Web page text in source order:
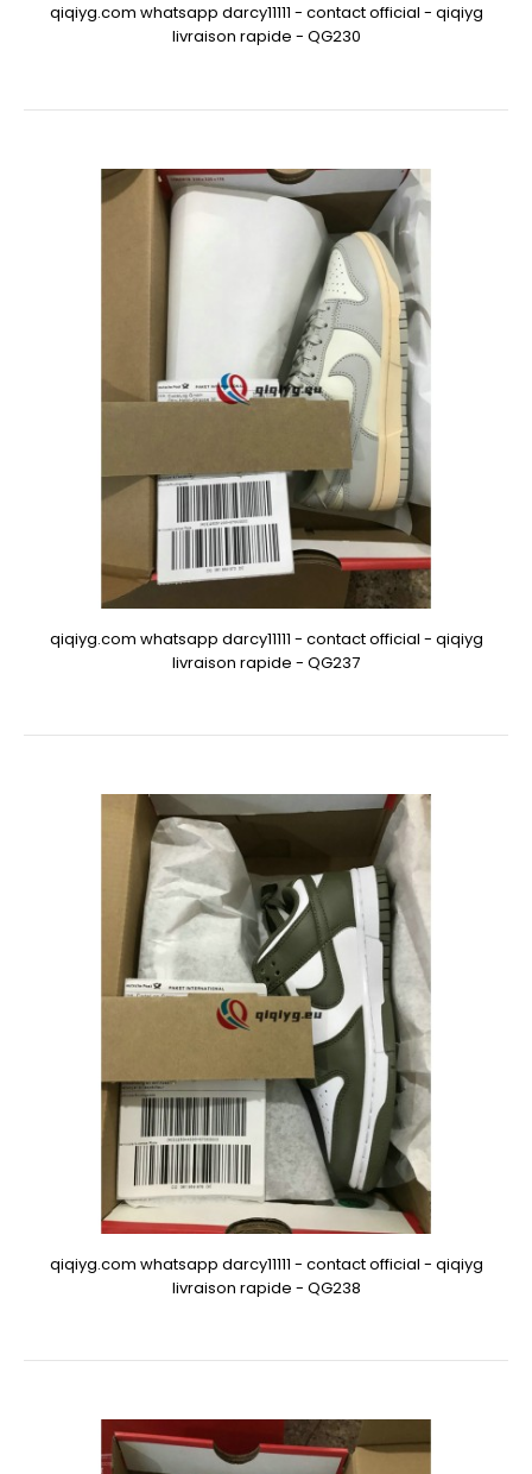
qiqiyg.com whatsapp darcy11111 - contact official - qiqiyg
livraison rapide - QG230
qiqiyg.com whatsapp darcy11111 - contact official - qiqiyg
livraison rapide - QG237
qiqiyg.com whatsapp darcy11111 - contact official - qiqiyg
livraison rapide - QG238